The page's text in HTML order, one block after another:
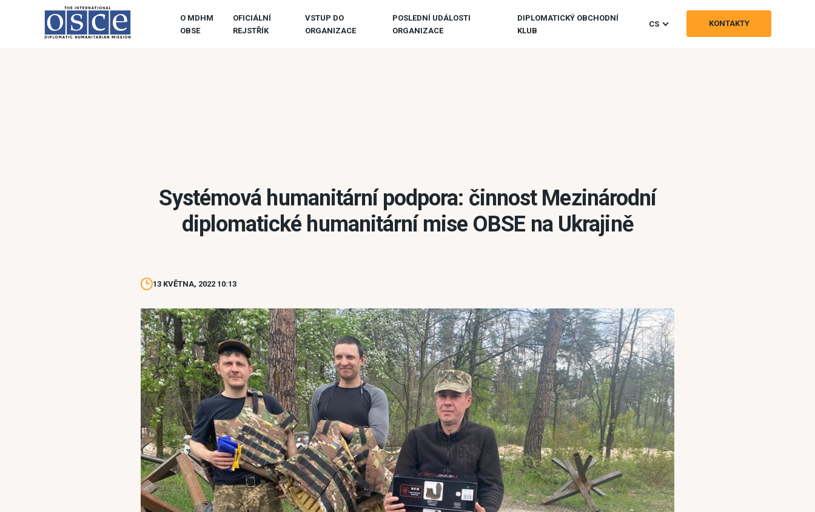
O MDHM
OBSE
OFICIÁLNÍ
REJSTŘÍK
VSTUP DO
ORGANIZACE
POSLEDNÍ UDÁLOSTI
ORGANIZACE
DIPLOMATICKÝ OBCHODNÍ
KLUB
CS KONTAKTY
Systémová humanitární podpora: činnost Mezinárodní
diplomatické humanitární mise OBSE na Ukrajině
13 KVĚTNA, 2022 10:13